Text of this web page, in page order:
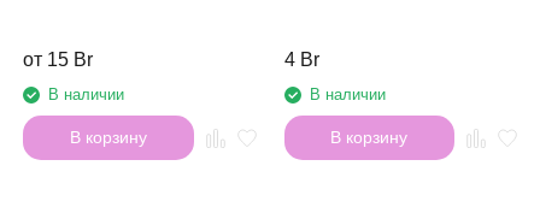
от 15 Br
В наличии
В корзину
4 Br
В наличии
В корзину